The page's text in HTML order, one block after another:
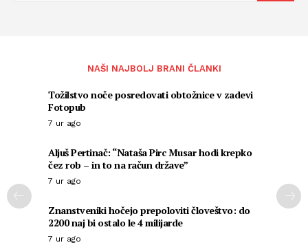
NAŠI NAJBOLJ BRANI ČLANKI
Tožilstvo noče posredovati obtožnice v zadevi
Fotopub
7 ur ago
Aljuš Pertinač: “Nataša Pirc Musar hodi krepko
čez rob – in to na račun države”
7 ur ago
Znanstveniki hočejo prepoloviti človeštvo: do
2200 naj bi ostalo le 4 milijarde
7 ur ago